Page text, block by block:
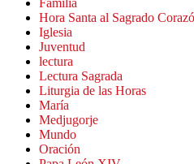
Familia
Hora Santa al Sagrado
Iglesia
Juventud
lectura
Lectura Sagrada
Liturgia de las Horas
María
Medjugorje
Mundo
Oración